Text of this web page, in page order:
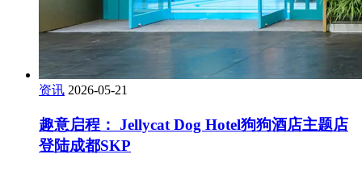
资讯 2026-05-21
趣意启程： Jellycat Dog Hotel狗狗酒店主题店
登陆成都SKP